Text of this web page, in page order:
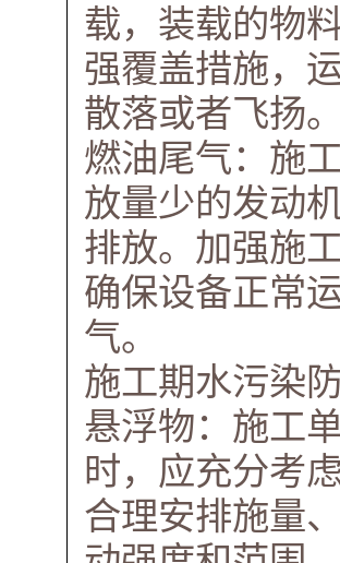
载，装载的物
强覆盖措施，
散落或者飞扬
燃油尾气：施
放量少的发动
排放。加强施
确保设备正常
气。
施工期水污染
悬浮物：施工
时，应充分考
合理安排施量